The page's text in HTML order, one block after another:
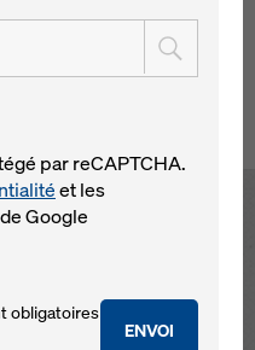
par reCAPTCHA.
et les
de Google
ENVOI
obligatoires